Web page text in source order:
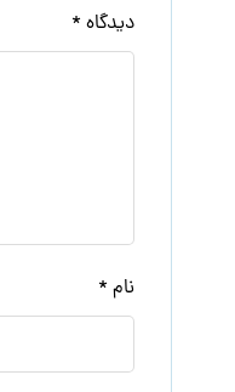
دیدگاه *
نام *